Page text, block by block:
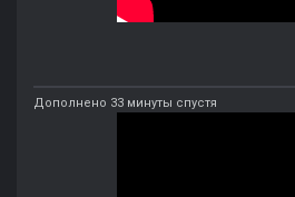
Дополнено 33 минуты спустя